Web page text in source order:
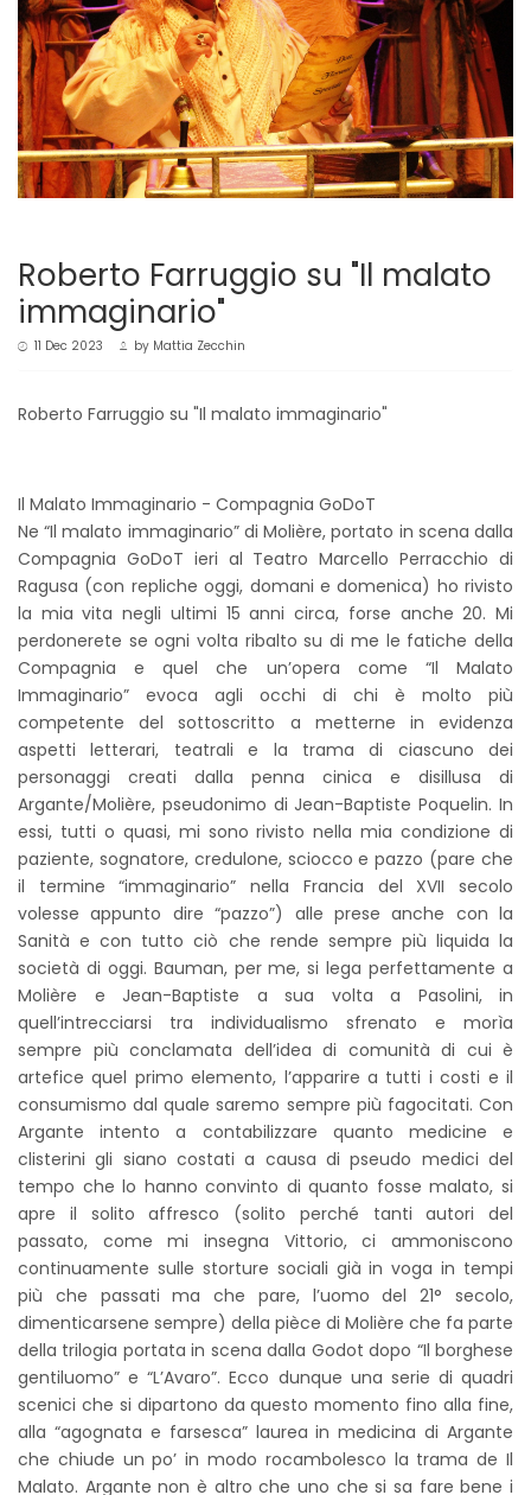
Roberto Farruggio su "Il malato
immaginario"
11 Dec 2023 by Mattia Zecchin
Roberto Farruggio su "Il malato immaginario"
Il Malato Immaginario - Compagnia GoDoT
Ne “Il malato immaginario” di Molière, portato in scena dalla
Compagnia GoDoT ieri al Teatro Marcello Perracchio di
Ragusa (con repliche oggi, domani e domenica) ho rivisto
la mia vita negli ultimi 15 anni circa, forse anche 20. Mi
perdonerete se ogni volta ribalto su di me le fatiche della
Compagnia e quel che un’opera come “Il Malato
Immaginario” evoca agli occhi di chi è molto più
competente del sottoscritto a metterne in evidenza
aspetti letterari, teatrali e la trama di ciascuno dei
personaggi creati dalla penna cinica e disillusa di
Argante/Molière, pseudonimo di Jean-Baptiste Poquelin. In
essi, tutti o quasi, mi sono rivisto nella mia condizione di
paziente, sognatore, credulone, sciocco e pazzo (pare che
il termine “immaginario” nella Francia del XVII secolo
volesse appunto dire “pazzo”) alle prese anche con la
Sanità e con tutto ciò che rende sempre più liquida la
società di oggi. Bauman, per me, si lega perfettamente a
Molière e Jean-Baptiste a sua volta a Pasolini, in
quell’intrecciarsi tra individualismo sfrenato e morìa
sempre più conclamata dell’idea di comunità di cui è
artefice quel primo elemento, l’apparire a tutti i costi e il
consumismo dal quale saremo sempre più fagocitati. Con
Argante intento a contabilizzare quanto medicine e
clisterini gli siano costati a causa di pseudo medici del
tempo che lo hanno convinto di quanto fosse malato, si
apre il solito affresco (solito perché tanti autori del
passato, come mi insegna Vittorio, ci ammoniscono
continuamente sulle storture sociali già in voga in tempi
più che passati ma che pare, l’uomo del 21° secolo,
dimenticarsene sempre) della pièce di Molière che fa parte
della trilogia portata in scena dalla Godot dopo “Il borghese
gentiluomo” e “L’Avaro”. Ecco dunque una serie di quadri
scenici che si dipartono da questo momento fino alla fine,
alla “agognata e farsesca” laurea in medicina di Argante
che chiude un po’ in modo rocambolesco la trama de Il
Malato. Argante non è altro che uno che si sa fare bene i